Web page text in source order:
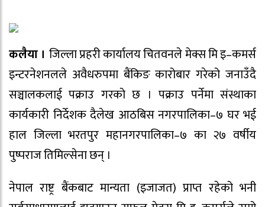
कलैया । जिल्ला प्रहरी कार्यालय चितवनले मेक्स मि इ–कमर्स
इन्टरनेशनलले अवैधरुपमा बैंकिङ कारोबार गरेको जनाउँदै
सञ्चालकलाई पक्राउ गरको छ । पक्राउ पर्नेमा संस्थाका
कार्यकारी निर्देशक दैलेख आठबिस नगरपालिका–७ घर भई
हाल जिल्ला भरतपुर महानगरपालिका–७ का २७ वर्षीय
पुष्पराज तिमिल्सेना छन् ।
नेपाल राष्ट्र बैंकबाट मान्यता (इजाजत) प्राप्त रहेको भनी